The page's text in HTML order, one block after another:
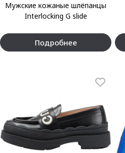
Мужские кожаные шлёпанцы
Interlocking G slide
Подробнее